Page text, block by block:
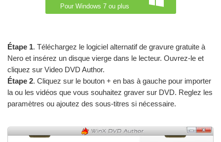
Pour Windows 7 ou plus
Étape 1. Téléchargez le logiciel alternatif de gravure gratuite à
Nero et insérez un disque vierge dans le lecteur. Ouvrez-le et
cliquez sur Video DVD Author.
Étape 2. Cliquez sur le bouton + en bas à gauche pour importer
la ou les vidéos que vous souhaitez graver sur DVD. Reglez les
paramètres ou ajoutez des sous-titres si nécessaire.